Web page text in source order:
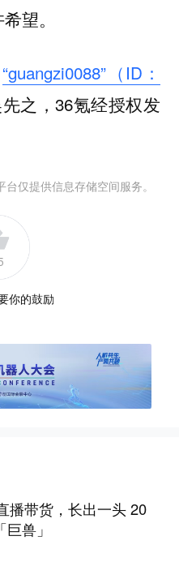
望。
“guangzi0088”（ID：
先之，36氪经授权发
仅提供信息存储空间服务。
你的鼓励
播带货，长出一头 20
兽」